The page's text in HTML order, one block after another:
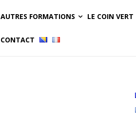
AUTRES FORMATIONS LE COIN VERT
CONTACT